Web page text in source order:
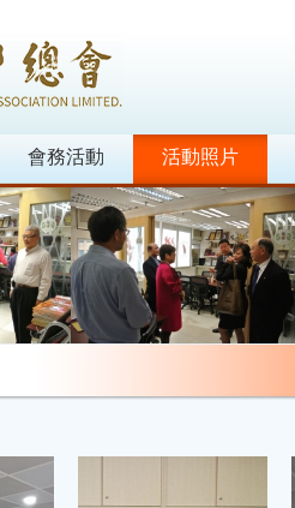
會務活動 活動照片